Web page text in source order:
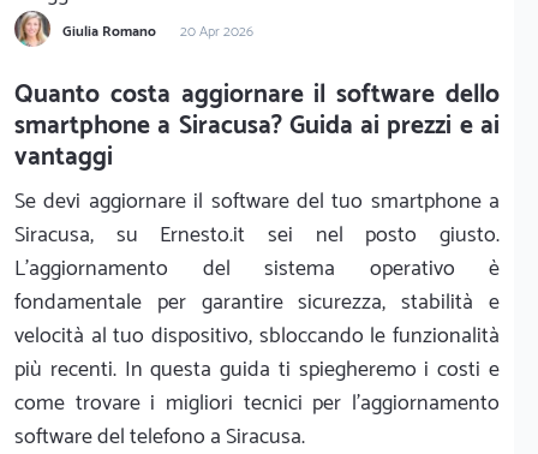
Giulia Romano 20 Apr 2026
Quanto costa aggiornare il software dello
smartphone a Siracusa? Guida ai prezzi e ai
vantaggi
Se devi aggiornare il software del tuo smartphone a
Siracusa, su Ernesto.it sei nel posto giusto.
L'aggiornamento del sistema operativo è
fondamentale per garantire sicurezza, stabilità e
velocità al tuo dispositivo, sbloccando le funzionalità
più recenti. In questa guida ti spiegheremo i costi e
come trovare i migliori tecnici per l'aggiornamento
software del telefono a Siracusa.